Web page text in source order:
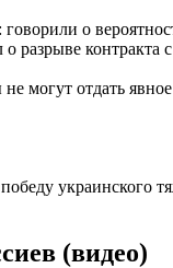
о
разрыве
могут отдать
украинского
(видео)